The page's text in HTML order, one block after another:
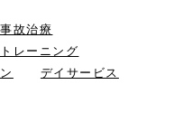
故治療
レーニング
デイサービス